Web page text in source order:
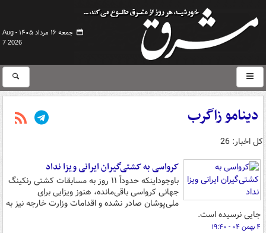
جمعه ۱۶ مرداد ۱۴۰۵ -
Aug
7 2026
دینامو زاگرب
کل اخبار: 26
کرواسی به کشتی‌گیران ایرانی ویزا نداد
باوجوداینکه حدوداً ۱۱ روز به مسابقات کشتی رنکینگ
جهانی کرواسی باقی‌مانده، هنوز ویزایی برای
ملی‌پوشان صادر نشده و اقدامات وزارت خارجه نیز به
جایی نرسیده است.
۴ بهمن ۰۴ - ۱۹:۴۰